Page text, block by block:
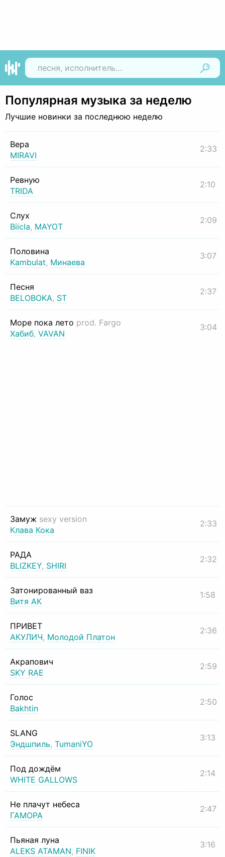
Популярная музыка за неделю
Лучшие новинки за последнюю неделю
Вера
MIRAVI
2:33
Ревную
TRIDA
2:10
Слух
Biicla, MAYOT
2:09
Половина
Kambulat, Минаева
3:07
Песня
BELOBOKA, ST
2:37
Море пока лето prod. Fargo
Хабиб, VAVAN
3:04
Замуж sexy version
Клава Кока
2:33
РАДА
BLIZKEY, SHIRI
2:32
Затонированный ваз
Витя АК
1:58
ПРИВЕТ
АКУЛИЧ, Молодой Платон
2:36
Акрапович
SKY RAE
2:59
Голос
Bakhtin
2:50
SLANG
Эндшпиль, TumaniYO
3:13
Под дождём
WHITE GALLOWS
2:14
Не плачут небеса
ГАМОРА
2:47
Пьяная луна
ALEKS ATAMAN, FINIK
3:16